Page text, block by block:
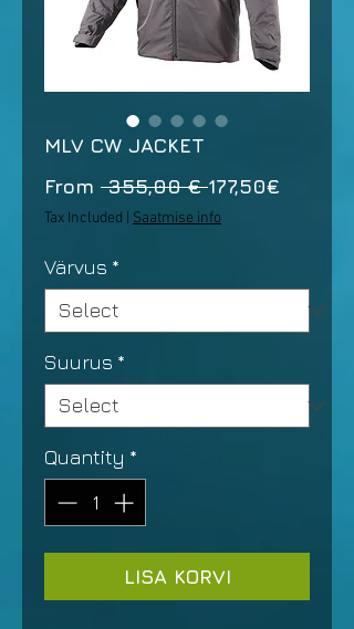
MLV CW JACKET
From 355,00 € Regular
Price
177,50€
Tax Included Saatmise info
Värvus *
Suurus *
Quantity *
LISA KORVI